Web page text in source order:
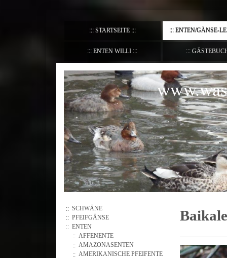
STARTSEITE ENTEN/GÄNSE-
ENTEN WILLI
SCHWÄNE
PFEIFGÄNSE
ENTEN
AFFENENTE
AMAZONASENTEN
AMERIKANISCHE PFEIFENTE